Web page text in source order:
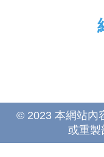
© 2023 本網站內
或重製